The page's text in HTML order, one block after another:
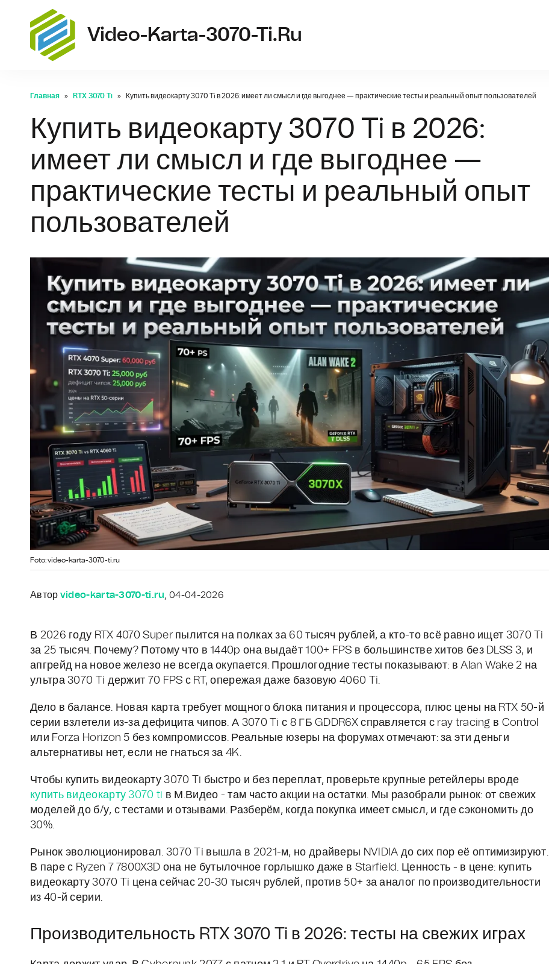
Video-Karta-3070-Ti.ru
Главная RTX 3070 Ti Купить видеокарту 3070 Ti в 2026: имеет ли смысл и где выгоднее — практические тесты и реальный опыт пользователей
Купить видеокарту 3070 Ti в 2026:
имеет ли смысл и где выгоднее —
практические тесты и реальный опыт
пользователей
Foto: video-karta-3070-ti.ru
Автор video-karta-3070-ti.ru, 04-04-2026
В 2026 году RTX 4070 Super пылится на полках за 60 тысяч рублей, а кто-то всё равно ищет 3070 Ti
за 25 тысяч. Почему? Потому что в 1440p она выдаёт 100+ FPS в большинстве хитов без DLSS 3, и
апгрейд на новое железо не всегда окупается. Прошлогодние тесты показывают: в Alan Wake 2 на
ультра 3070 Ti держит 70 FPS с RT, опережая даже базовую 4060 Ti.
Дело в балансе. Новая карта требует мощного блока питания и процессора, плюс цены на RTX 50-й
серии взлетели из-за дефицита чипов. А 3070 Ti с 8 ГБ GDDR6X справляется с ray tracing в Control
или Forza Horizon 5 без компромиссов. Реальные юзеры на форумах отмечают: за эти деньги
альтернативы нет, если не гнаться за 4K.
Чтобы купить видеокарту 3070 Ti быстро и без переплат, проверьте крупные ретейлеры вроде
купить видеокарту 3070 ti в М.Видео - там часто акции на остатки. Мы разобрали рынок: от свежих
моделей до б/у, с тестами и отзывами. Разберём, когда покупка имеет смысл, и где сэкономить до
30%.
Рынок эволюционировал. 3070 Ti вышла в 2021-м, но драйверы NVIDIA до сих пор её оптимизируют.
В паре с Ryzen 7 7800X3D она не бутылочное горлышко даже в Starfield. Ценность - в цене: купить
видеокарту 3070 Ti цена сейчас 20-30 тысяч рублей, против 50+ за аналог по производительности
из 40-й серии.
Производительность RTX 3070 Ti в 2026: тесты на свежих играх